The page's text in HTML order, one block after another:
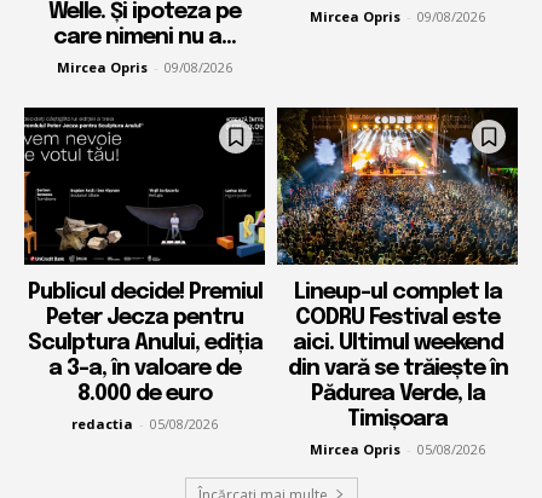
Welle. Și ipoteza pe
care nimeni nu a...
Mircea Opris - 09/08/2026
Mircea Opris - 09/08/2026
Publicul decide! Premiul
Peter Jecza pentru
Sculptura Anului, ediția
a 3-a, în valoare de
8.000 de euro
redactia - 05/08/2026
Lineup-ul complet la
CODRU Festival este
aici. Ultimul weekend
din vară se trăiește în
Pădurea Verde, la
Timișoara
Mircea Opris - 05/08/2026